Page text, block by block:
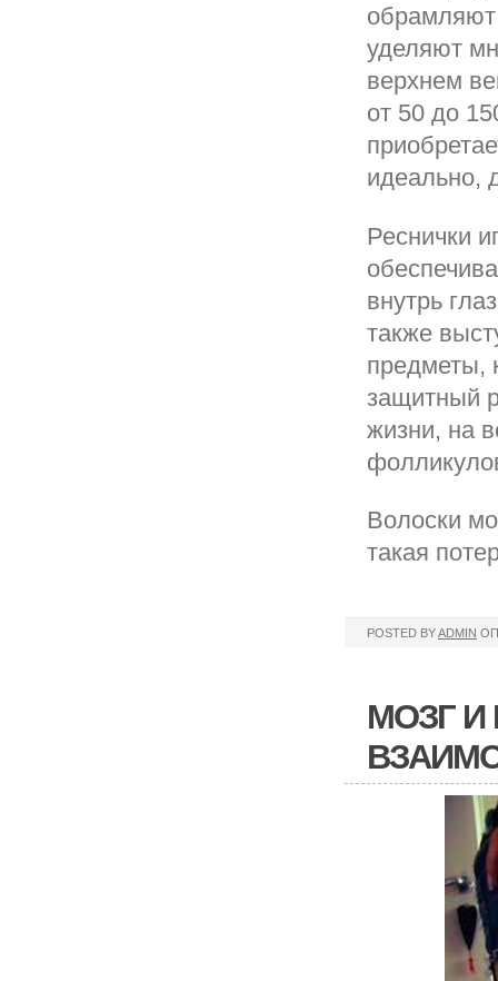
уделяют
верхнем
от 50 до
идеально,
Реснички
внутрь
также
предметы,
защитный
жизни, на
Волоски
такая
POSTED BYADMIN
МОЗГ И